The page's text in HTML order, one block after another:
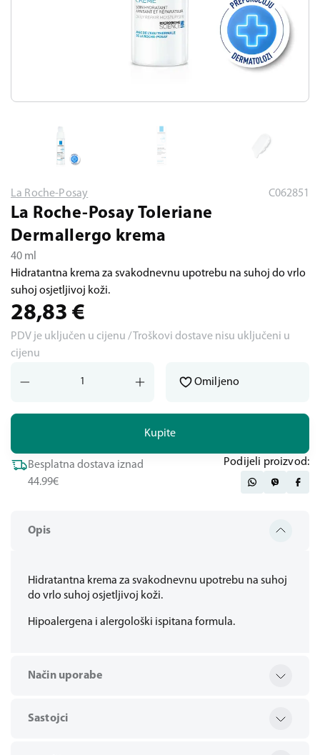
Opis
Hidratantna krema za svakodnevnu upotrebu na suhoj
do vrlo suhoj osjetljivoj koži.
Hipoalergena i alergološki ispitana formula.
Način uporabe
Sastojci
La Roche-Posay C062851
La Roche-Posay Toleriane
Dermallergo krema
40 ml
Hidratantna krema za svakodnevnu upotrebu na suhoj do vrlo
suhoj osjetljivoj koži.
28,83 €
PDV je uključen u cijenu / Troškovi dostave nisu uključeni u
cijenu
Kupite
Omiljeno
Besplatna dostava iznad
44.99€
Podijeli proizvod: